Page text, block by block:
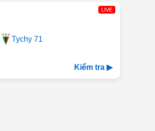
LIVE
Tychy 71
Kiểm tra ▶